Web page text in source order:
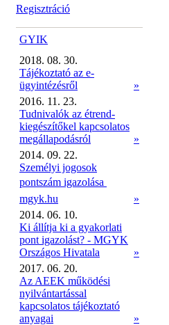
Regisztráció
GYIK
2018. 08. 30.
Tájékoztató az e-
ügyintézésről
»
2016. 11. 23.
Tudnivalók az étrend-
kiegészítőkel kapcsolatos
megállapodásról
»
2014. 09. 22.
Személyi jogosok
pontszám igazolása 
mgyk.hu
»
2014. 06. 10.
Ki állítja ki a gyakorlati
pont igazolást? - MGYK
Országos Hivatala
»
2017. 06. 20.
Az AEEK működési
nyilvántartással
kapcsolatos tájékoztató
anyagai
»